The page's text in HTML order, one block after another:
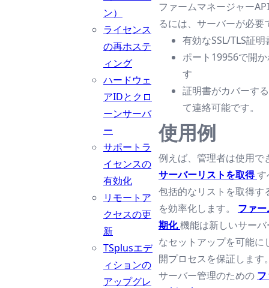
ン）
ライセンス
の再ホステ
ィング
ハードウェ
アIDとクロ
ーンサーバ
ー
サポートラ
イセンスの
有効化
リモートア
クセスの更
新
TSplusエデ
ィションの
アップグレ
ファームマネージャー
るには、サーバーが必要
有効なSSL/TLS証
ポート19956で開
す
証明書がカバーす
て連絡可能です。
使用例
例えば、管理者は使用で
サーバーリストを取得す
包括的なリストを取得す
を効率化します。 ファ
期化機能は新しいサー
なセットアップを可能に
開プロセスを保証します
サーバー管理のための